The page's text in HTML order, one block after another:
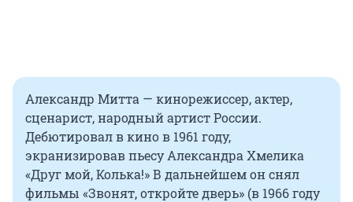
Александр Митта — кинорежиссер, актер,
сценарист, народный артист России.
Дебютировал в кино в 1961 году,
экранизировав пьесу Александра Хмелика
«Друг мой, Колька!» В дальнейшем он снял
фильмы «Звонят, откройте дверь» (в 1966 году